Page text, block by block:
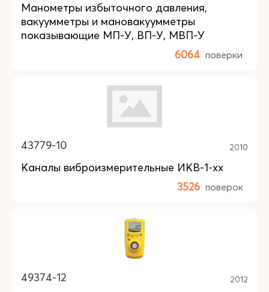
Манометры избыточного давления,
вакуумметры и мановакуумметры
показывающие МП-У, ВП-У, МВП-У
6064 поверки
43779-10 2010
Каналы виброизмерительные ИКВ-1-хх
3526 поверок
49374-12 2012